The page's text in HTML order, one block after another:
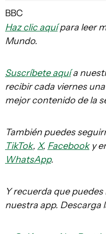
BBC
Haz clic aquípara leer
Mundo.
Suscríbete aquía
recibir cada viernes
mejor contenido de la
También puedes
TikTok, X, Facebooky
WhatsApp.
Y recuerda que
nuestra app. Descarga